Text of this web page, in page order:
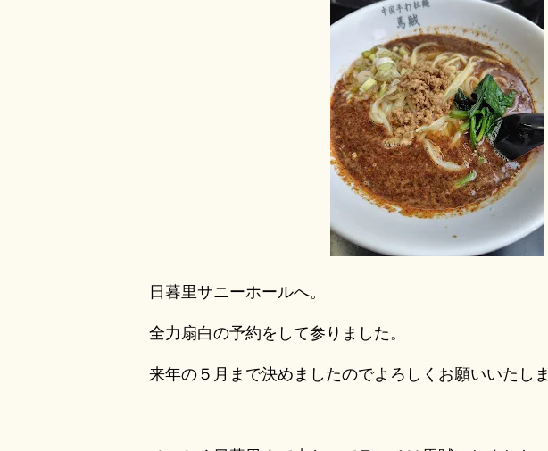
日暮里サニーホールへ。
全力扇白の予約をして参りました。
来年の５月まで決めましたのでよろしくお願いいたし